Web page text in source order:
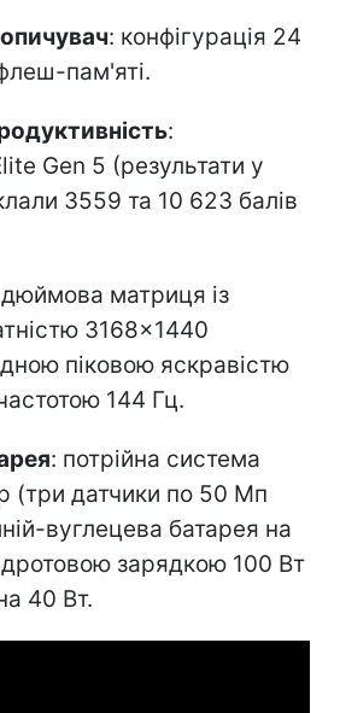
: конфігурація 24
пам'яті.
:
Gen 5 (результати у
3559 та 10 623 балів
матриця із
3168×1440
піковою яскравістю
144 Гц.
: потрійна система
(три датчики по 50 Мп
вуглецева батарея на
зарядкою 100 Вт
40 Вт.